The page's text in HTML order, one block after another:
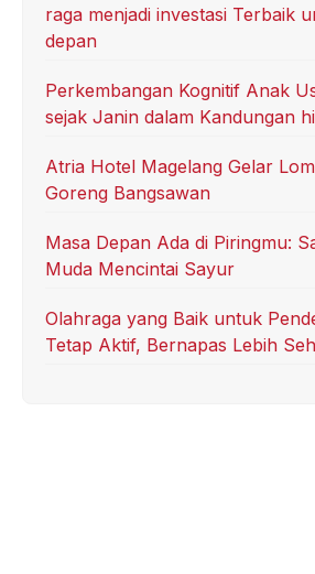
raga menjadi investasi Terbaik
depan
Perkembangan Kognitif Anak
sejak Janin dalam Kandungan
Atria Hotel Magelang Gelar
Goreng Bangsawan
Masa Depan Ada di Piringmu:
Muda Mencintai Sayur
Olahraga yang Baik untuk
Tetap Aktif, Bernapas Lebih